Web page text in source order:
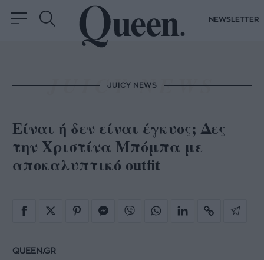
NEWSLETTER
JUICY NEWS
Είναι ή δεν είναι έγκυος; Δες
την Χριστίνα Μπόμπα με
αποκαλυπτικό outfit
QUEEN.GR